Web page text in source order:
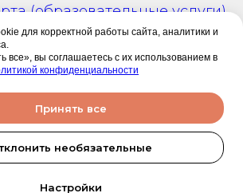
(образовательные услуги)
оферта (информационно-
услуги)
Митинская, д. 28, корп. 2
для корректной работы сайта, аналитики и
все», вы соглашаетесь с их использованием в
конфиденциальности
Принять все
необязательные
Настройки